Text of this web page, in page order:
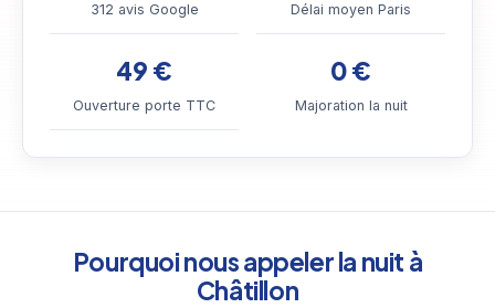
312 avis Google Délai moyen Paris
49 €
Ouverture porte TTC
0 €
Majoration la nuit
Pourquoi nous appeler la nuit à
Châtillon